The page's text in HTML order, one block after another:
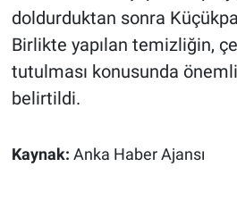
doldurduktan sonra
Birlikte yapılan temizliğin,
tutulması konusunda önemli
belirtildi.
Kaynak: Anka Haber Ajansı